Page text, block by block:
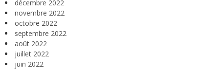
décembre 2022
novembre 2022
octobre 2022
septembre 2022
août 2022
juillet 2022
juin 2022